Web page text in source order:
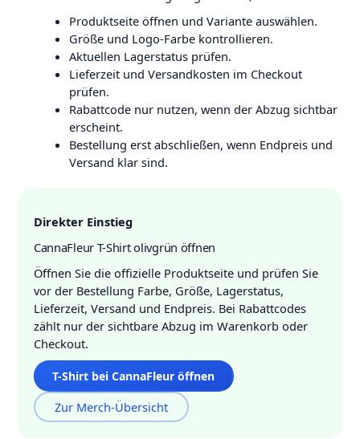
Produktseite öffnen und Variante auswählen.
Größe und Logo-Farbe kontrollieren.
Aktuellen Lagerstatus prüfen.
Lieferzeit und Versandkosten im Checkout
prüfen.
Rabattcode nur nutzen, wenn der Abzug sichtbar
erscheint.
Bestellung erst abschließen, wenn Endpreis und
Versand klar sind.
Direkter Einstieg
CannaFleur T-Shirt olivgrün öffnen
Öffnen Sie die offizielle Produktseite und prüfen Sie
vor der Bestellung Farbe, Größe, Lagerstatus,
Lieferzeit, Versand und Endpreis. Bei Rabattcodes
zählt nur der sichtbare Abzug im Warenkorb oder
Checkout.
T-Shirt bei CannaFleur öffnen
Zur Merch-Übersicht